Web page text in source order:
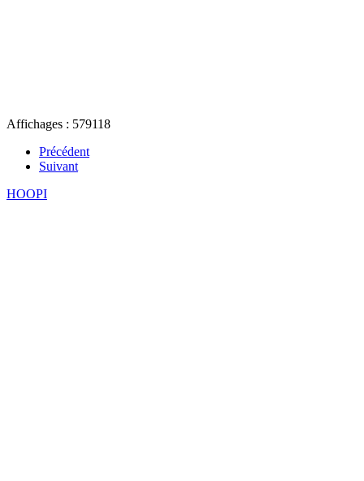
Affichages : 579118
Précédent
Suivant
HOOPI